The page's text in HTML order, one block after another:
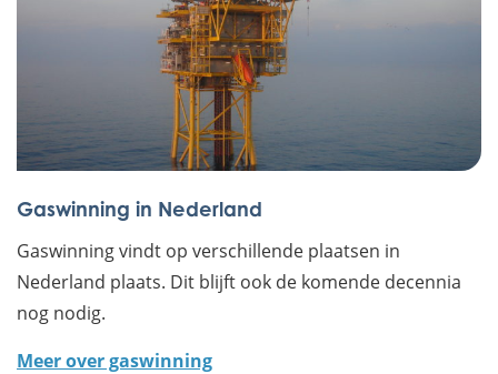
Gaswinning in Nederland
Gaswinning vindt op verschillende plaatsen in
Nederland plaats. Dit blijft ook de komende decennia
nog nodig.
Meer over gaswinning